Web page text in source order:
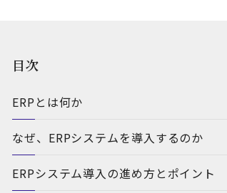
目次
ERPとは何か
なぜ、ERPシステムを導入するのか
ERPシステム導入の進め方とポイント